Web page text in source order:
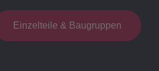
Einzelteile & Baugruppen